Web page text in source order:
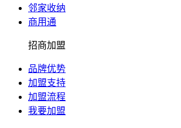
邻家收纳
商用通
招商加盟
品牌优势
加盟支持
加盟流程
我要加盟